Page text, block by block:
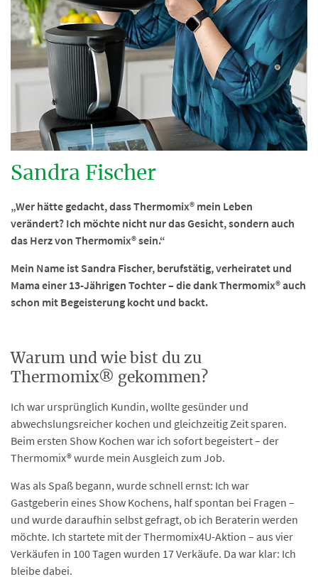
Sandra Fischer
„Wer hätte gedacht, dass Thermomix® mein Leben
verändert? Ich möchte nicht nur das Gesicht, sondern auch
das Herz von Thermomix® sein.“
Mein Name ist Sandra Fischer, berufstätig, verheiratet und
Mama einer 13-Jährigen Tochter – die dank Thermomix® auch
schon mit Begeisterung kocht und backt.
Warum und wie bist du zu
Thermomix® gekommen?
Ich war ursprünglich Kundin, wollte gesünder und
abwechslungsreicher kochen und gleichzeitig Zeit sparen.
Beim ersten Show Kochen war ich sofort begeistert – der
Thermomix® wurde mein Ausgleich zum Job.
Was als Spaß begann, wurde schnell ernst: Ich war
Gastgeberin eines Show Kochens, half spontan bei Fragen –
und wurde daraufhin selbst gefragt, ob ich Beraterin werden
möchte. Ich startete mit der Thermomix4U-Aktion – aus vier
Verkäufen in 100 Tagen wurden 17 Verkäufe. Da war klar: Ich
bleibe dabei.